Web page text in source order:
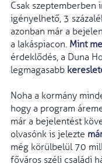
Csak szeptemberben
igényelhető, 3
azonban már a
a lakáspiacon. Mint
érdeklődés, a Duna
legmagasabb
Noha a kormány
hogy a program
már a bejelentést
olvasónk is jelezte
még körülbelül 70
főváros széli családi